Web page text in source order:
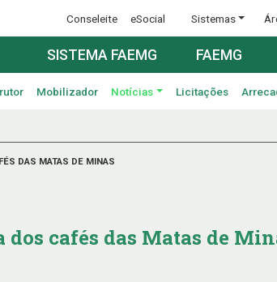
Conseleite eSocial Sistemas
SISTEMA FAEMG FAEMG
Mobilizador Notícias Licitações
DAS MATAS DE MINAS
cafés das Matas de